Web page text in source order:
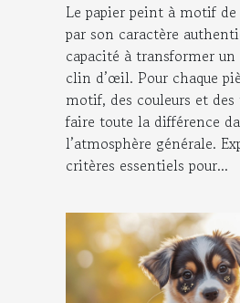
Le papier peint à motif
par son caractère
capacité à transformer un
clin d’œil. Pour chaque
motif, des couleurs et des
faire toute la différence
l’atmosphère générale.
critères essentiels pour...